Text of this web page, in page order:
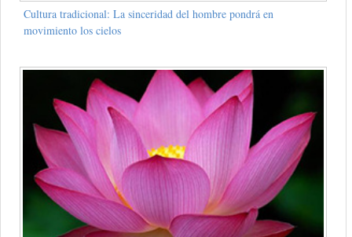
Cultura tradicional: La sinceridad del hombre pondrá en
movimiento los cielos